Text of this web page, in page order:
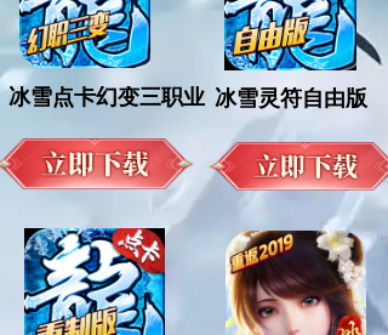
冰雪点卡幻变三职业 冰雪灵符自由版